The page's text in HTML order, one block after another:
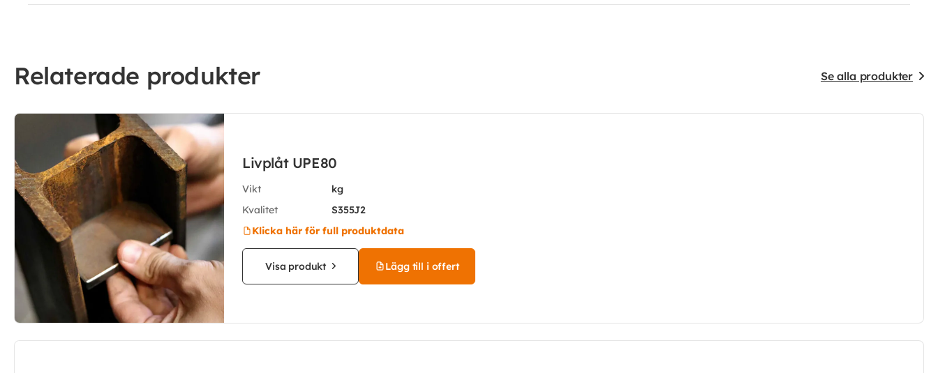
Relaterade produkter Se alla produkter
Livplåt UPE80
Vikt
kg
Kvalitet
S355J2
Klicka här för full produktdata
Visa produkt Lägg till i offert